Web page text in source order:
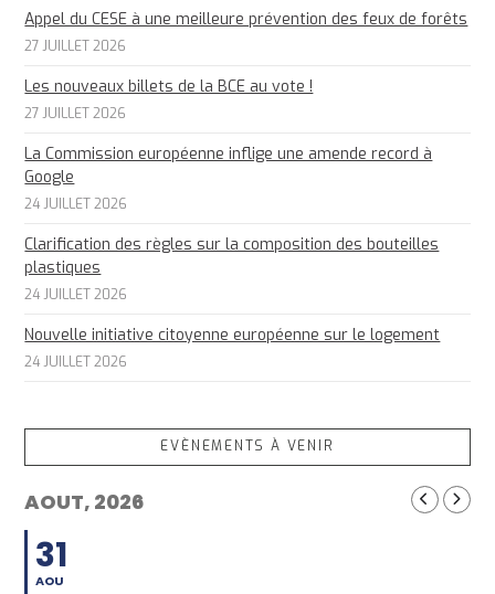
Appel du CESE à une meilleure prévention des feux de forêts
27 JUILLET 2026
Les nouveaux billets de la BCE au vote !
27 JUILLET 2026
La Commission européenne inflige une amende record à
Google
24 JUILLET 2026
Clarification des règles sur la composition des bouteilles
plastiques
24 JUILLET 2026
Nouvelle initiative citoyenne européenne sur le logement
24 JUILLET 2026
EVÈNEMENTS À VENIR
AOUT, 2026
31
AOU